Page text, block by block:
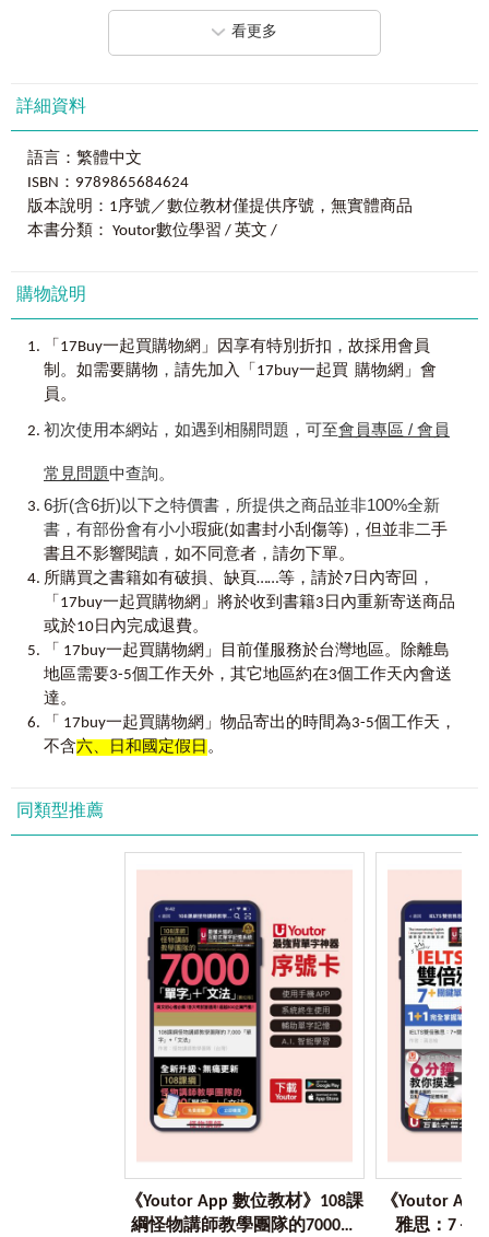
007 橘色證書(07)
009 橘色證書(09)
011 棕色證書(01)
013 棕色證書(03)
014 棕色證書(04)
015 棕色證書(05)
016 棕色證書(06)
017 棕色證書(07)
020 棕色證書(10)
021 綠色證書(01)
022 綠色證書(02)
023 綠色證書(03)
024 綠色證書(04)
026 綠色證書(06)
028 藍色證書(02)
029 藍色證書(03)
030 藍色證書(04)
031 藍色證書(05)
032 藍色證書(06)
033 藍色證書(07)
034 金色證書(01)
035 金色證書(02)
036 金色證書(03)
037 金色證書(04)
038 金色證書(05)
039 金色證書(06)
040 金色證書(07)
041 金色證書(08)
看更多
詳細資料
語言：繁體中文
ISBN：9789865684624
版本說明：1序號／數位教材僅提供序號，無實體商品
本書分類： Youtor數位學習 / 英文 /
購物說明
「17Buy一起買購物網」因享有特別折扣 ， 故採用會員
制 。 如需要購物 ， 請先加入「17buy一起買 購物網」會
員。
初次使用本網站，如遇到相關問題，可至會員專區 / 會員
常見問題中查詢。
6折(含6折)以下之特價書，所提供之商品並非100%全新
書，有部份會有小小瑕疵(如書封小刮傷等) ， 但並非二手
書且不影響閱讀 ， 如不同意者 ， 請勿下單。
所購買之書籍如有破損、缺頁……等，請於7日內寄回 ，
「17buy一起買購物網」將於收到書籍3日內重新寄送商品
或於10日內完成退費。
「 17buy一起買購物網」目前僅服務於台灣地區。除離島
地區需要3-5個工作天外，其它地區約在3個工作天內會送
達。
「 17buy一起買購物網」物品寄出的時間為3-5個工作天，
不含六、日和國定假日 。
同類型推薦
《Youtor App 數位教材》108課
綱怪物講師教學團隊的7000單
《Youtor
雅思：7＋